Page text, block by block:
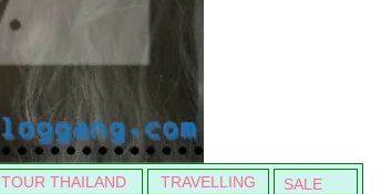
TOUR THAILAND TRAVELLING SALE